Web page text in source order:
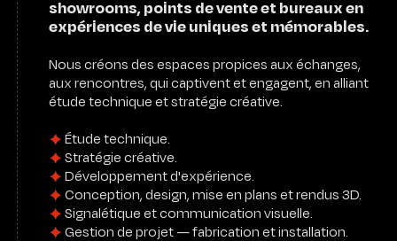
showrooms, points de vente et bureaux en
expériences de vie uniques et mémorables.
Nous créons des espaces propices aux échanges,
aux rencontres, qui captivent et engagent, en alliant
étude technique et stratégie créative.
✦ Étude technique.
✦ Stratégie créative.
✦ Développement d'expérience.
✦ Conception, design, mise en plans et rendus 3D.
✦ Signalétique et communication visuelle.
✦ Gestion de projet — fabrication et installation.